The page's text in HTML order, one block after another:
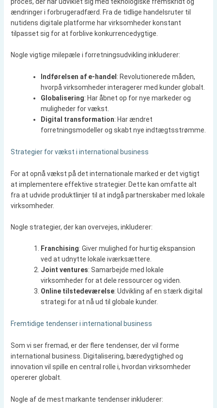
ændringer i forbrugeradfærd. Fra de tidlige handelsruter til
nutidens digitale platforme har virksomheder konstant
tilpasset sig for at forblive konkurrencedygtige.
Nogle vigtige milepæle i forretningsudvikling inkluderer:
Indførelsen af e-handel: Revolutionerede måden,
hvorpå virksomheder interagerer med kunder globalt.
Globalisering: Har åbnet op for nye markeder og
muligheder for vækst.
Digital transformation: Har ændret
forretningsmodeller og skabt nye indtægtsstrømme.
Strategier for vækst i international business
For at opnå vækst på det internationale marked er det vigtigt
at implementere effektive strategier. Dette kan omfatte alt
fra at udvide produktlinjer til at indgå partnerskaber med lokale
virksomheder.
Nogle strategier, der kan overvejes, inkluderer:
Franchising: Giver mulighed for hurtig ekspansion
ved at udnytte lokale iværksættere.
Joint ventures: Samarbejde med lokale
virksomheder for at dele ressourcer og viden.
Online tilstedeværelse: Udvikling af en stærk digital
strategi for at nå ud til globale kunder.
Fremtidige tendenser i international business
Som vi ser fremad, er der flere tendenser, der vil forme
international business. Digitalisering, bæredygtighed og
innovation vil spille en central rolle i, hvordan virksomheder
opererer globalt.
Nogle af de mest markante tendenser inkluderer: